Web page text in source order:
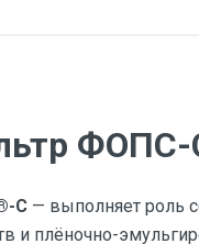
ФОПС-
С — выполняет роль
и плёночно-